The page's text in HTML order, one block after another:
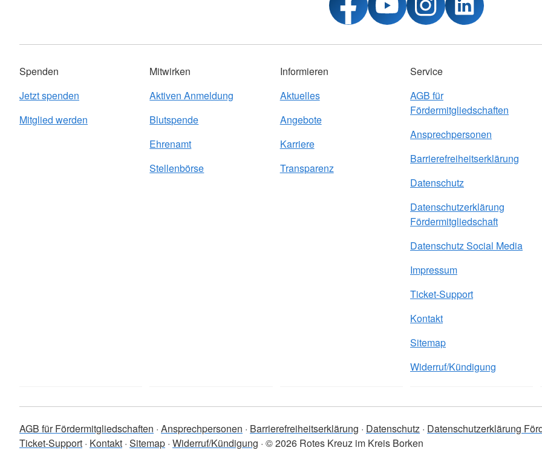
Spenden
Jetzt spenden
Mitglied werden
Mitwirken
Aktiven Anmeldung
Blutspende
Ehrenamt
Stellenbörse
Informieren
Aktuelles
Angebote
Karriere
Transparenz
Service
AGB für
Fördermitgliedschaften
Ansprechpersonen
Barrierefreiheitserklärung
Datenschutz
Datenschutzerklärung
Fördermitgliedschaft
Datenschutz Social Media
Impressum
Ticket-Support
Kontakt
Sitemap
Widerruf/Kündigung
AGB für Fördermitgliedschaften Ansprechpersonen Barrierefreiheitserklärung Datenschutz Datenschutzerklärung
Ticket-Support Kontakt Sitemap Widerruf/Kündigung © 2026 Rotes Kreuz im Kreis Borken